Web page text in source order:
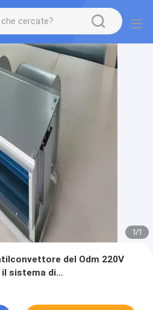
1/1
del Odm 220V
il sistema di
centrale